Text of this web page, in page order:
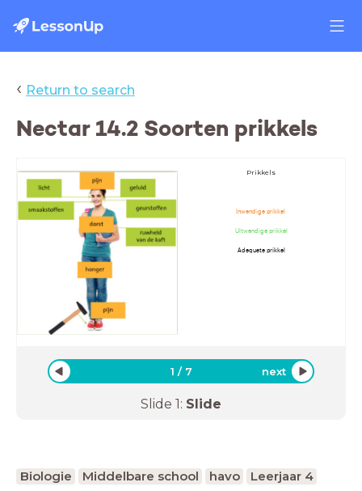
‹ Return to search
Nectar 14.2 Soorten prikkels
Prikkels
Inwendige prikkel
Uitwendige prikkel
Adequate prikkel
1 / 7 next
Slide 1: Slide
Biologie Middelbare school havo Leerjaar 4